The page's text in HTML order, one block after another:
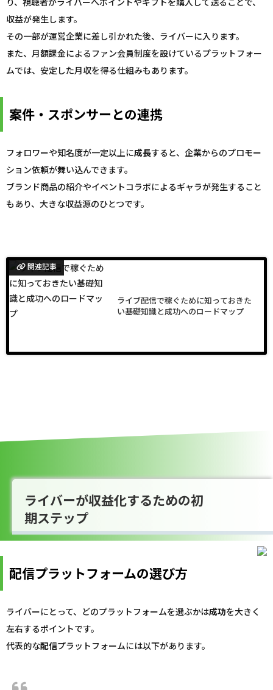
収益が発生します。
その一部が運営企業に差し引かれた後、ライバーに入ります。
また、月額課金によるファン会員制度を設けているプラットフォー
ムでは、安定した月収を得る仕組みもあります。
案件・スポンサーとの連携
フォロワーや知名度が一定以上に成長すると、企業からのプロモー
ション依頼が舞い込んできます。
ブランド商品の紹介やイベントコラボによるギャラが発生すること
もあり、大きな収益源のひとつです。
関連記事
ライブ配信で稼ぐために知っておきた
い基礎知識と成功へのロードマップ
ライバーが収益化するための初
期ステップ
配信プラットフォームの選び方
ライバーにとって、どのプラットフォームを選ぶかは成功を大きく
左右するポイントです。
代表的な配信プラットフォームには以下があります。